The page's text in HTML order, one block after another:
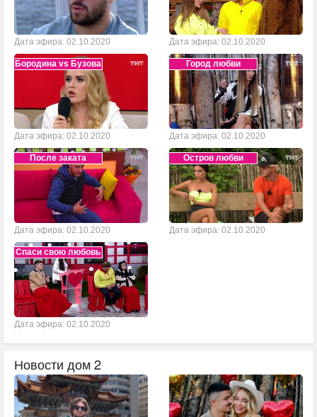
Дата эфира: 02.10.2020 Дата эфира: 02.10.2020
Бородина vs Бузова
Дата эфира: 02.10.2020
Город любви
Дата эфира: 02.10.2020
После заката
Дата эфира: 02.10.2020
Остров любви
Дата эфира: 02.10.2020
Спаси свою любовь
Дата эфира: 02.10.2020
Новости дом 2